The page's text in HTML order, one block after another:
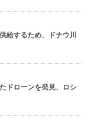
給するため、ドナウ川
ドローンを発見、ロシ